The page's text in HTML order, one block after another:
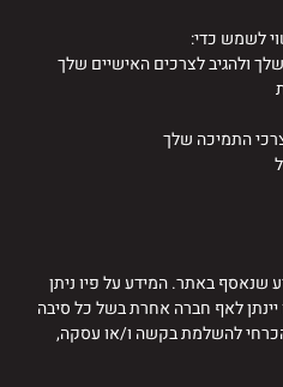
לשמש כדי:
ולהגיב לצרכים האישיים שלך
התמיכה שלך
שנאסף באתר. המידע על פיו ניתן
יינתן לאף חברה אחרת בשל כל סיבה
להשלמת בקשה ו/או עסקה,